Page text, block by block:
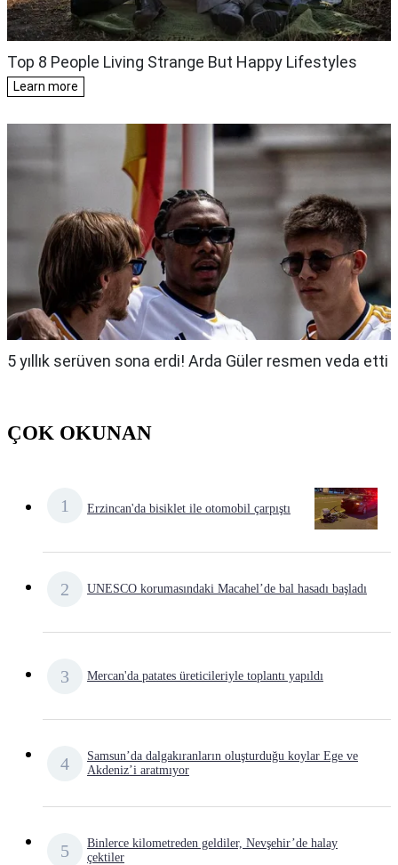
ÇOK OKUNAN
Erzincan'da bisiklet ile otomobil çarpıştı
UNESCO korumasındaki Macahel’de bal hasadı başladı
Mercan'da patates üreticileriyle toplantı yapıldı
Samsun’da dalgakıranların oluşturduğu koylar Ege ve
Akdeniz’i aratmıyor
Binlerce kilometreden geldiler, Nevşehir’de halay
çektiler